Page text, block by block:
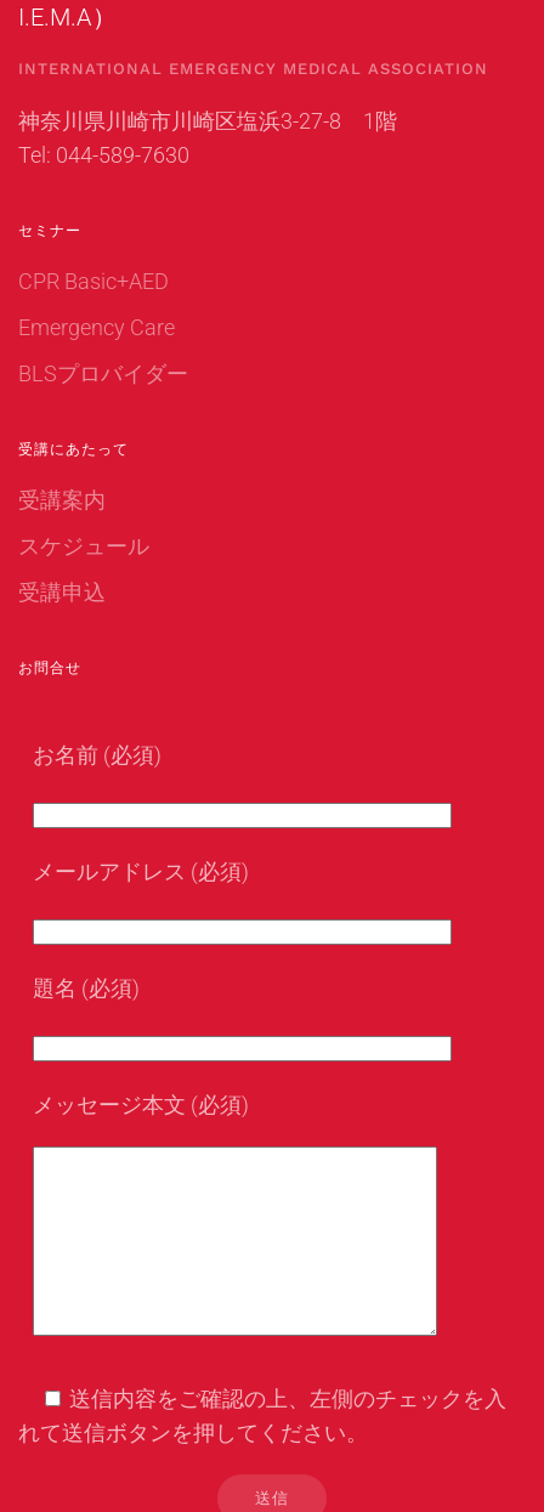
I.E.M.A）
INTERNATIONAL EMERGENCY MEDICAL ASSOCIATION
神奈川県川崎市川崎区塩浜3-27-8 1階
Tel: 044-589-7630
セミナー
CPR Basic+AED
Emergency Care
BLSプロバイダー
受講にあたって
受講案内
スケジュール
受講申込
お問合せ
お名前 (必須)
メールアドレス (必須)
題名 (必須)
メッセージ本文 (必須)
送信内容をご確認の上、左側のチェックを入
れて送信ボタンを押してください。